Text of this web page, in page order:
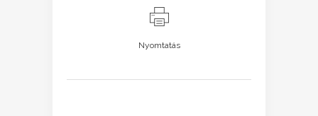
Nyomtatás